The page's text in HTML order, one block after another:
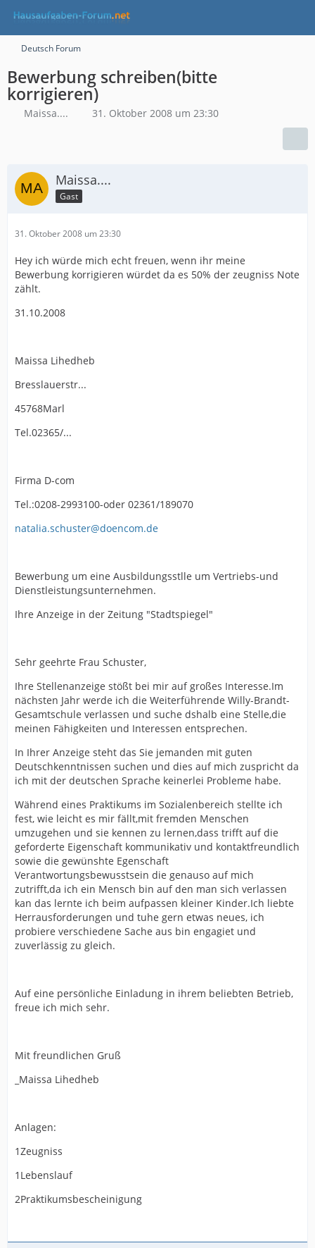
Deutsch Forum
Bewerbung schreiben(bitte
korrigieren)
Maissa.... 31. Oktober 2008 um 23:30
Maissa....
Gast
31. Oktober 2008 um 23:30
Hey ich würde mich echt freuen, wenn ihr meine
Bewerbung korrigieren würdet da es 50% der zeugniss Note
zählt.
31.10.2008
Maissa Lihedheb
Bresslauerstr...
45768Marl
Tel.02365/...
Firma D-com
Tel.:0208-2993100-oder 02361/189070
natalia.schuster@doencom.de
Bewerbung um eine Ausbildungsstlle um Vertriebs-und
Dienstleistungsunternehmen.
Ihre Anzeige in der Zeitung "Stadtspiegel"
Sehr geehrte Frau Schuster,
Ihre Stellenanzeige stößt bei mir auf großes Interesse.Im
nächsten Jahr werde ich die Weiterführende Willy-Brandt-
Gesamtschule verlassen und suche dshalb eine Stelle,die
meinen Fähigkeiten und Interessen entsprechen.
In Ihrer Anzeige steht das Sie jemanden mit guten
Deutschkenntnissen suchen und dies auf mich zuspricht da
ich mit der deutschen Sprache keinerlei Probleme habe.
Während eines Praktikums im Sozialenbereich stellte ich
fest, wie leicht es mir fällt,mit fremden Menschen
umzugehen und sie kennen zu lernen,dass trifft auf die
geforderte Eigenschaft kommunikativ und kontaktfreundlich
sowie die gewünshte Egenschaft
Verantwortungsbewusstsein die genauso auf mich
zutrifft,da ich ein Mensch bin auf den man sich verlassen
kan das lernte ich beim aufpassen kleiner Kinder.Ich liebte
Herrausforderungen und tuhe gern etwas neues, ich
probiere verschiedene Sache aus bin engagiet und
zuverlässig zu gleich.
Auf eine persönliche Einladung in ihrem beliebten Betrieb,
freue ich mich sehr.
Mit freundlichen Gruß
_Maissa Lihedheb
Anlagen:
1Zeugniss
1Lebenslauf
2Praktikumsbescheinigung